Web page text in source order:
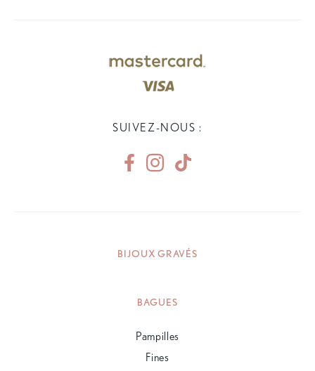
SUIVEZ-NOUS :
BIJOUX GRAVÉS
BAGUES
Pampilles
Fines